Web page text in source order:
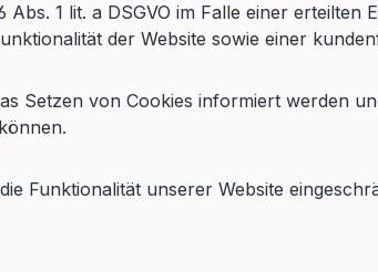
1 lit. a DSGVO im Falle einer erteilten
der Website sowie einer
Setzen von Cookies informiert werden
Funktionalität unserer Website